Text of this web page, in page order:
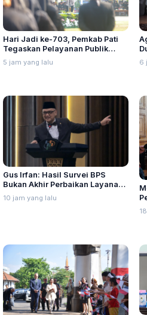
Hari Jadi ke-703, Pemkab Pati
Tegaskan Pelayanan Publik
Harus Makin Cepat dan Solutif
5 jam yang lalu 6
Gus Irfan: Hasil Survei BPS
Bukan Akhir Perbaikan Layanan,
Evaluasi Penyelenggaraan Haji
Harus Tetap Dilakukan
10 jam yang lalu